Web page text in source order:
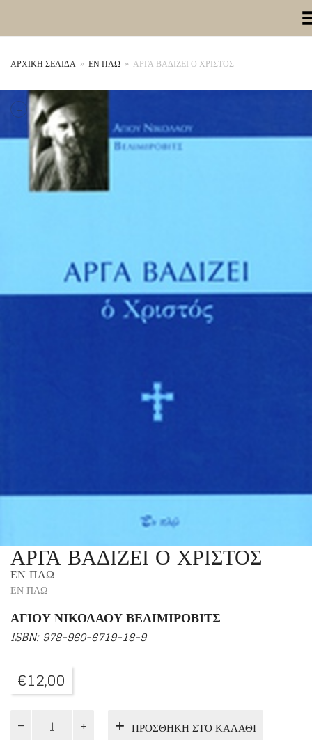
Toggle
ΑΡΧΙΚΉ ΣΕΛΊΔΑ » ΕΝ ΠΛΩ » ΑΡΓΑ ΒΑΔΙΖΕΙ Ο ΧΡΙΣΤΟΣ
+
ΑΡΓΑ ΒΑΔΙΖΕΙ Ο ΧΡΙΣΤΟΣ
ΕΝ ΠΛΩ
ΕΝ ΠΛΩ
ΑΓΙΟΥ ΝΙΚΟΛΑΟΥ ΒΕΛΙΜΙΡΟΒΙΤΣ
ISBN: 978-960-6719-18-9
€12,00
ΒΑΔΙΖΕΙ
ΠΡΟΣΘΉΚΗ ΣΤΟ ΚΑΛΆΘΙ